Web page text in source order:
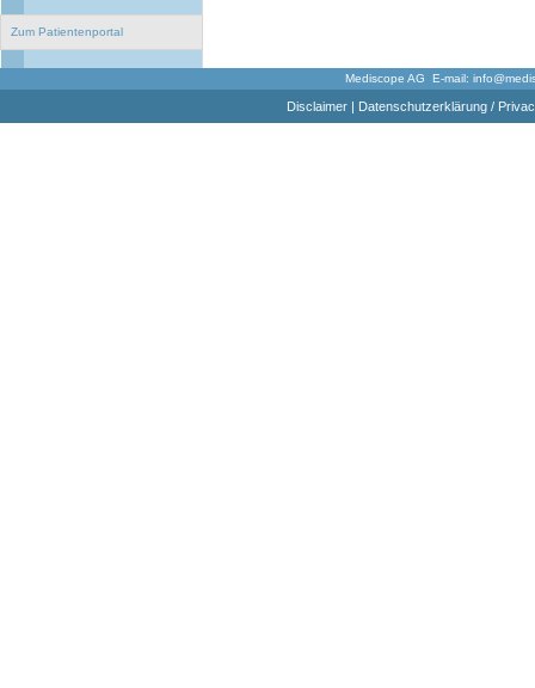
Zum Patientenportal
Mediscope AG E-mail:
Disclaimer| Datenschutzerklärung /